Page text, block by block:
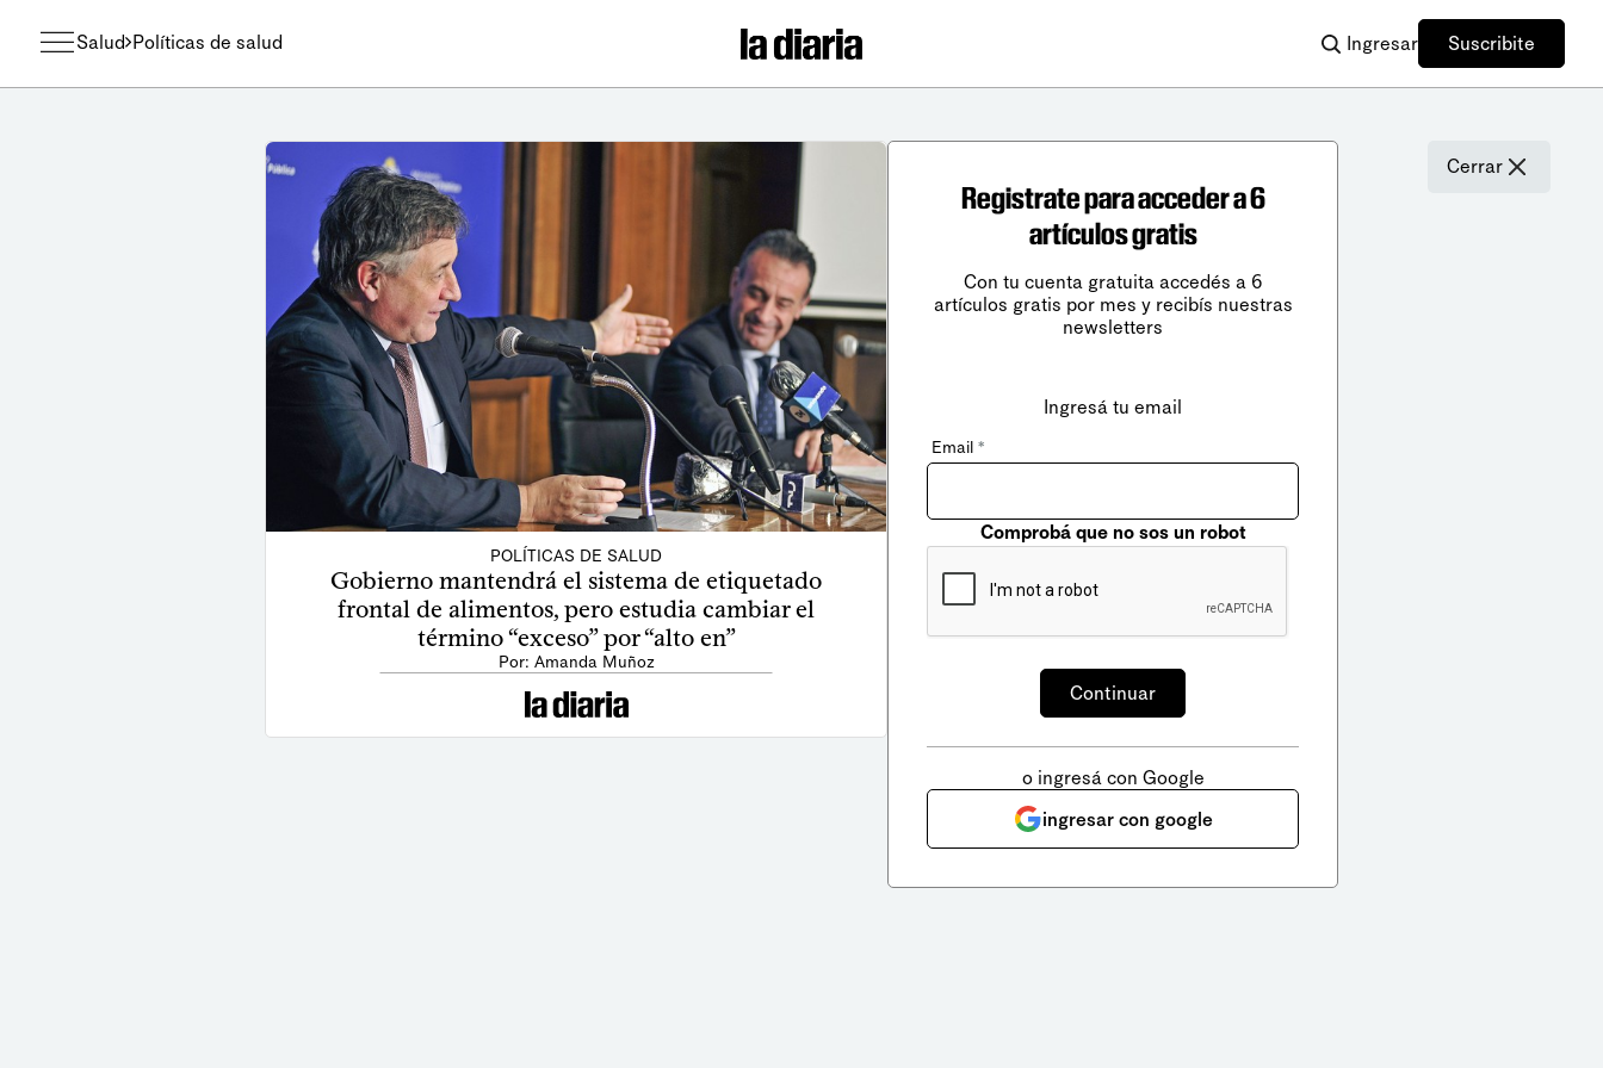
Salud Políticas de salud Ingresar Suscribite
POLÍTICAS DE SALUD
Gobierno mantendrá el sistema de etiquetado
frontal de alimentos, pero estudia cambiar el
término “exceso” por “alto en”
Por: Amanda Muñoz
Cerrar
Registrate para acceder a 6
artículos gratis
Con tu cuenta gratuita accedés a 6
artículos gratis por mes y recibís nuestras
newsletters
Ingresá tu email
Email *
Comprobá que no sos un robot
o ingresá con Google
ingresar con google